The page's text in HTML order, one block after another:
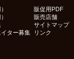
ター募集
販促用PDF
販売店舗
サイトマップ
リンク